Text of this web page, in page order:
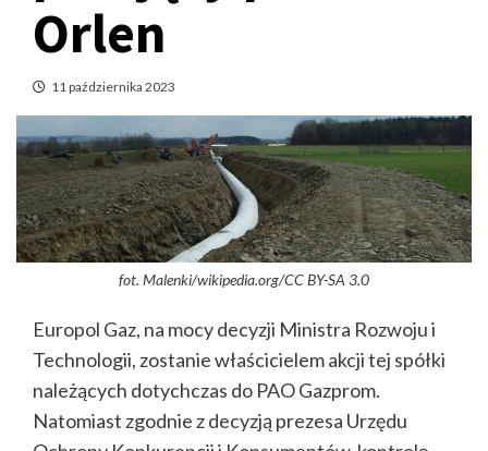
Orlen
11 października 2023
fot. Malenki/wikipedia.org/CC BY-SA 3.0
Europol Gaz, na mocy decyzji Ministra Rozwoju i
Technologii, zostanie właścicielem akcji tej spółki
należących dotychczas do PAO Gazprom.
Natomiast zgodnie z decyzją prezesa Urzędu